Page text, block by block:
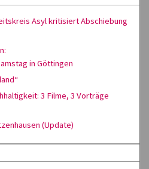
Asyl kritisiert Abschiebung
in Göttingen
3 Filme, 3 Vorträge
(Update)